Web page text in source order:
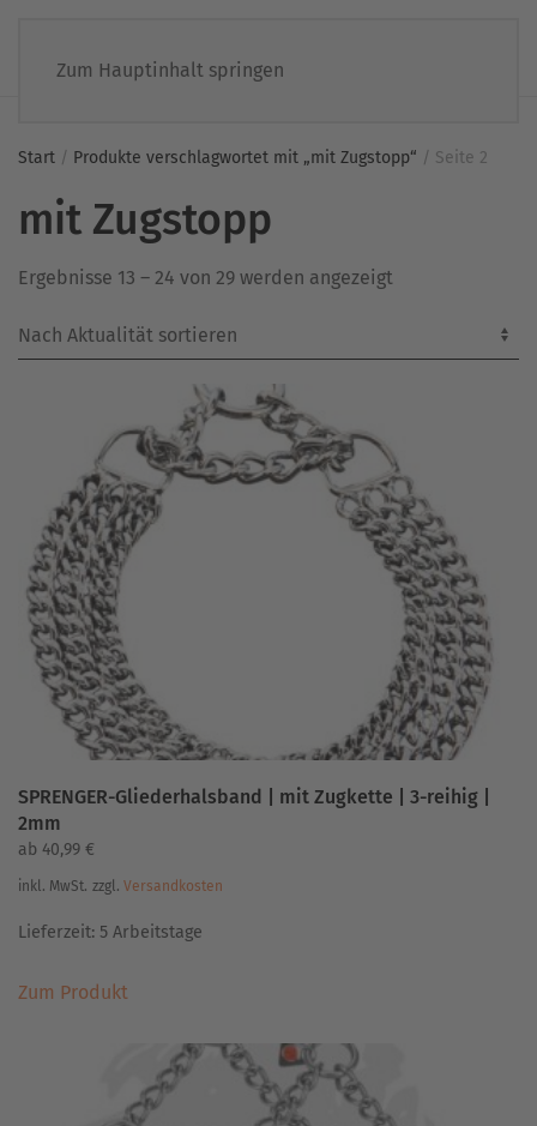
Zum Hauptinhalt springen
Start / Produkte verschlagwortet mit „mit Zugstopp“ / Seite 2
mit Zugstopp
Ergebnisse 13 – 24 von 29 werden angezeigt
SPRENGER-Gliederhalsband | mit Zugkette | 3-reihig |
2mm
ab 40,99 €
inkl. MwSt. zzgl. Versandkosten
Lieferzeit: 5 Arbeitstage
Zum ProduktProdukt
mehrere
Varianten
auf.